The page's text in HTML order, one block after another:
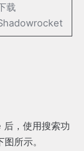
载
，使用搜索功
所示。